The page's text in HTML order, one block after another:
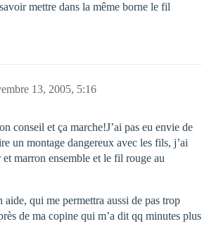
mettre dans la même borne le fil
13, 2005, 5:16
conseil et ça marche!J’ai pas eu envie de
un montage dangereux avec les fils, j’ai
marron ensemble et le fil rouge au
qui me permettra aussi de pas trop
de ma copine qui m’a dit qq minutes plus